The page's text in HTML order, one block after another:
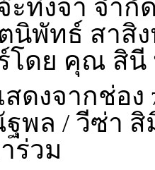
ะทิงจา จำกั
นิพัทธ์ สาสิ
โดย คุณ สิ
ดงจากช่อง
พล / วีซ่า
ร่วม